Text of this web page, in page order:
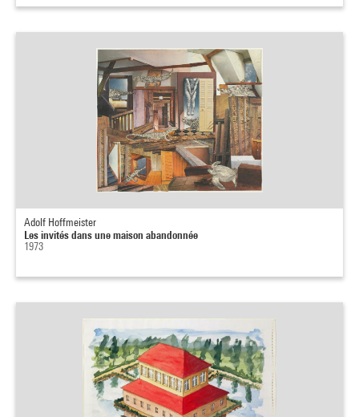
Adolf Hoffmeister
Les invités dans une maison abandonnée
1973